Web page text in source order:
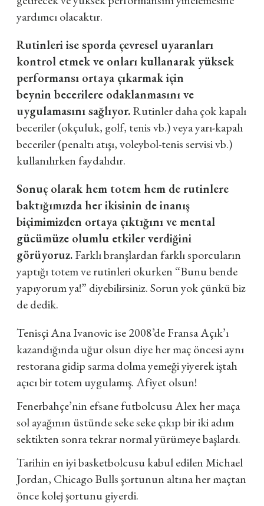
yardımcı olacaktır.
Rutinleri ise sporda çevresel uyaranları
kontrol etmek ve onları kullanarak yüksek
performansı ortaya çıkarmak için
beynin becerilere odaklanmasını ve
uygulamasını sağlıyor.Rutinler daha çok kapalı
beceriler (okçuluk, golf, tenis vb.) veya yarı-kapalı
beceriler (penaltı atışı, voleybol-tenis servisi vb.)
kullanılırken faydalıdır.
Sonuç olarak hem totem hem de rutinlere
baktığımızda her ikisinin de inanış
biçimimizden ortaya çıktığını ve mental
gücümüze olumlu etkiler verdiğini
görüyoruz.Farklı branşlardan farklı sporcuların
yaptığı totem ve rutinleri okurken “Bunu bende
yapıyorum ya!” diyebilirsiniz. Sorun yok çünkü biz
de dedik.
Tenisçi Ana Ivanovic ise 2008’de Fransa Açık’ı
kazandığında uğur olsun diye her maç öncesi aynı
restorana gidip sarma dolma yemeği yiyerek iştah
açıcı bir totem uygulamış. Afiyet olsun!
Fenerbahçe’nin efsane futbolcusu Alex her maça
sol ayağının üstünde seke seke çıkıp bir iki adım
sektikten sonra tekrar normal yürümeye başlardı.
Tarihin en iyi basketbolcusu kabul edilen Michael
Jordan, Chicago Bulls şortunun altına her maçtan
önce kolej şortunu giyerdi.